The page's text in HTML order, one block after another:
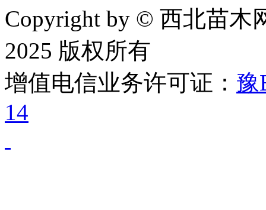
Copyright by © 西北苗木
2025 版权所有
增值电信业务许可证： 豫
14